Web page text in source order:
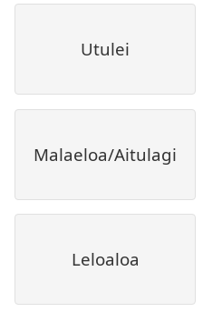
Utulei
Malaeloa/Aitulagi
Leloaloa